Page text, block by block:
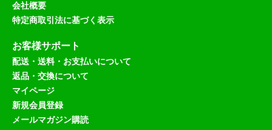
会社概要
特定商取引法に基づく表示
お客様サポート
配送・送料・お支払いについて
返品・交換について
マイページ
新規会員登録
メールマガジン購読